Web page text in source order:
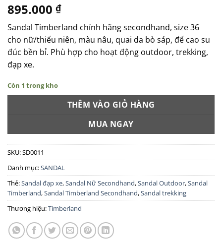
895.000 ₫
Sandal Timberland chính hãng secondhand, size 36
cho nữ/thiếu niên, màu nâu, quai da bò sáp, đế cao su
đúc bền bỉ. Phù hợp cho hoạt động outdoor, trekking,
đạp xe.
Còn 1 trong kho
THÊM VÀO GIỎ HÀNG
MUA NGAY
SKU:SD0011
Danh mục:SANDAL
Thẻ:Sandal đạp xe,Sandal Nữ Secondhand,Sandal Outdoor,Sandal
Timberland,Sandal Timberland Secondhand,Sandal trekking
Thương hiệu:Timberland